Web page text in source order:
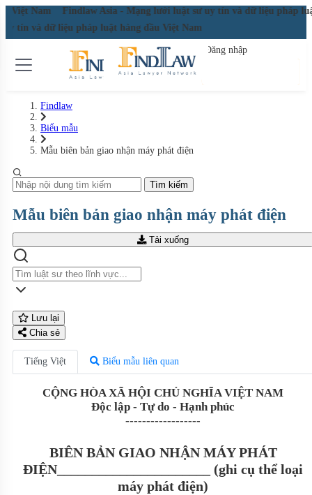
Việt Nam
Findlaw Asia - Mạng lưới luật sư uy tín và dữ liệu pháp
tín và dữ liệu pháp luật hàng đầu Việt Nam
Đăng nhập
Findlaw
Biểu mẫu
Mẫu biên bản giao nhận máy phát điện
Tìm kiếm
Mẫu biên bản giao nhận máy phát điện
Tải xuống
Lưu lại
Chia sẻ
Tiếng Việt Biểu mẫu liên quan
CỘNG HÒA XÃ HỘI CHỦ NGHĨA VIỆT NAM
Độc lập - Tự do - Hạnh phúc
------------------
BIÊN BẢN GIAO NHẬN MÁY PHÁT
ĐIỆN______________________ (ghi cụ thể loại
máy phát điện)